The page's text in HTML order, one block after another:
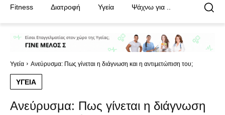
Φυσικοθεραπευτές
Φυσικοθεραπευτές
Fitness Διατροφή Υγεία Ψάχνω για ..
Υγεία Ανεύρυσμα: Πως γίνεται η διάγνωση και η αντιμετώπιση του;
ΥΓΕΊΑ
Ανεύρυσμα: Πως γίνεται η διάγνωση